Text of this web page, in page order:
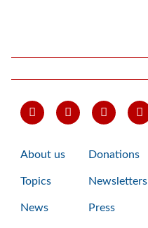
About us
Topics
News
Donations
Newsletters
Press